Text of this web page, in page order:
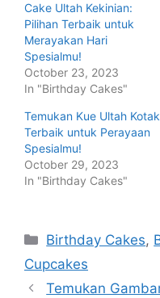
Cake Ultah Kekinian:
Pilihan Terbaik untuk
Merayakan Hari
Spesialmu!
October 23, 2023
In "Birthday Cakes"
Temukan Kue Ultah Kotak
Terbaik untuk Perayaan
Spesialmu!
October 29, 2023
In "Birthday Cakes"
Categories
Birthday Cakes,
Cupcakes
Temukan